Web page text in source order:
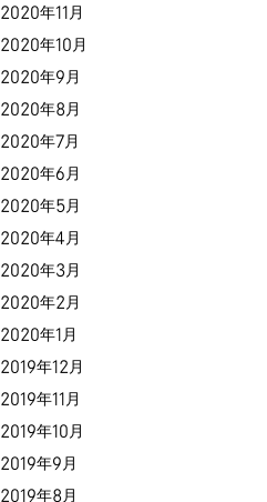
2020年11月
2020年10月
2020年9月
2020年8月
2020年7月
2020年6月
2020年5月
2020年4月
2020年3月
2020年2月
2020年1月
2019年12月
2019年11月
2019年10月
2019年9月
2019年8月